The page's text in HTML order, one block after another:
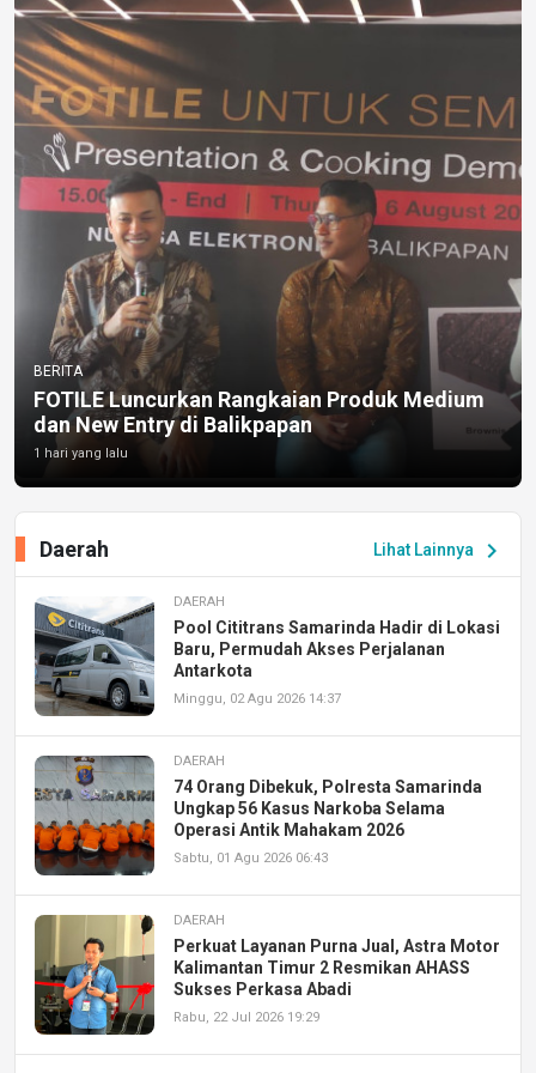
BERITA
FOTILE Luncurkan Rangkaian Produk Medium
dan New Entry di Balikpapan
1 hari yang lalu
Lihat Lainnya chevron_right
Daerah
DAERAH
Pool Cititrans Samarinda Hadir di Lokasi
Baru, Permudah Akses Perjalanan
Antarkota
Minggu, 02 Agu 2026 14:37
DAERAH
74 Orang Dibekuk, Polresta Samarinda
Ungkap 56 Kasus Narkoba Selama
Operasi Antik Mahakam 2026
Sabtu, 01 Agu 2026 06:43
DAERAH
Perkuat Layanan Purna Jual, Astra Motor
Kalimantan Timur 2 Resmikan AHASS
Sukses Perkasa Abadi
Rabu, 22 Jul 2026 19:29